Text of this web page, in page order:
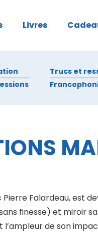
Livres
Trucs et
Falardeau, est
finesse) et miroir
de son